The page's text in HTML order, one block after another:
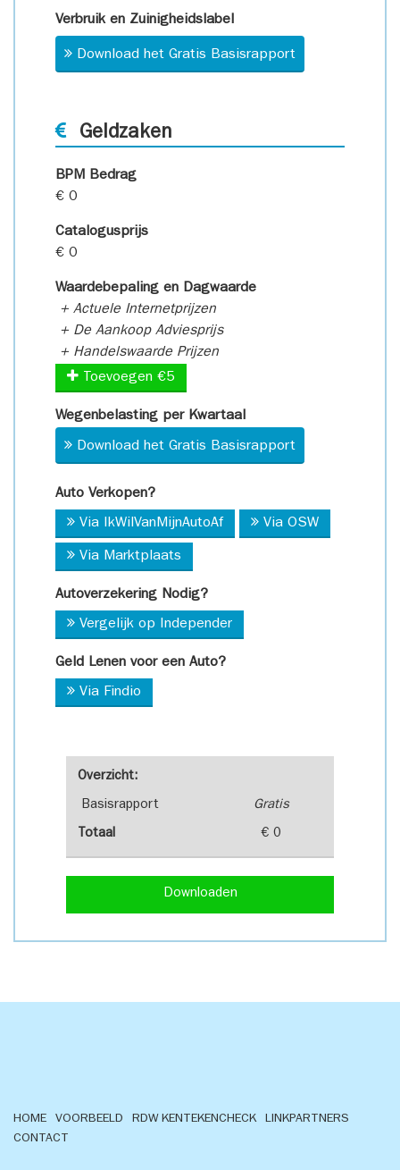
Overzicht:
Basisrapport Gratis
Totaal € 0
Downloaden
Verbruik en Zuinigheidslabel
Download het Gratis Basisrapport
Geldzaken
BPM Bedrag
€ 0
Catalogusprijs
€ 0
Waardebepaling en Dagwaarde
+ Actuele Internetprijzen
+ De Aankoop Adviesprijs
+ Handelswaarde Prijzen
Toevoegen €5
Wegenbelasting per Kwartaal
Download het Gratis Basisrapport
Auto Verkopen?
Via IkWilVanMijnAutoAf Via OSW
Via Marktplaats
Autoverzekering Nodig?
Vergelijk op Independer
Geld Lenen voor een Auto?
Via Findio
HOME VOORBEELD RDW KENTEKENCHECK
LINKPARTNERS
CONTACT